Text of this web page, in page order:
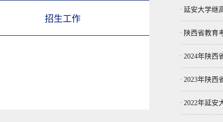
招生工作
· 延安大学继
· 陕西省教育
· 2024年陕西
· 2023年陕西
· 2022年延安